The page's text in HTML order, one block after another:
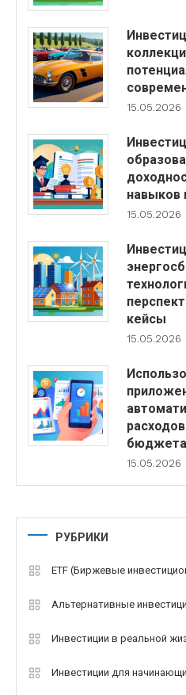
15.05.2026
навыков
15.05.2026
кейсы
15.05.2026
бюджета
15.05.2026
РУБРИКИ
ETF (Биржевые
Альтернативные
Инвестиции в реальной
Инвестиции для